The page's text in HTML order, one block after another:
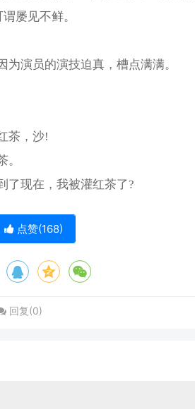
屡见不鲜。
演员的演技迫真，槽点满满。
茶，沙!
了现在，我被灌红茶了?
点赞(168)
回复(0)